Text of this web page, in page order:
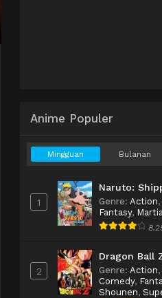
Anime Populer
Mingguan Bulanan
1
Naruto:
Genre: Action,
Fantasy,
2
Dragon Ball
Genre: Action,
Comedy,
Shounen,